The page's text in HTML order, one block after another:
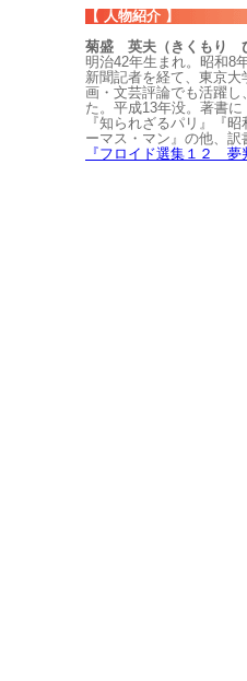
【 人物紹介 】
菊盛 英夫（きくもり
明治42年生まれ。昭和8
新聞記者を経て、東京
画・文芸評論でも活躍
た。平成13年没。著書
『知られざるパリ』『
ーマス・マン』の他、訳
『フロイド選集１２